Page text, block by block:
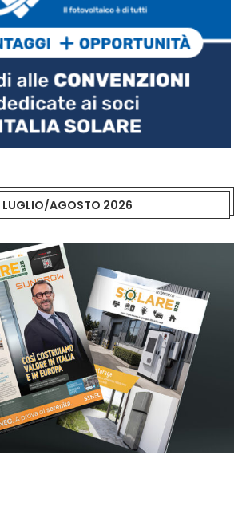
LUGLIO/AGOSTO 2026